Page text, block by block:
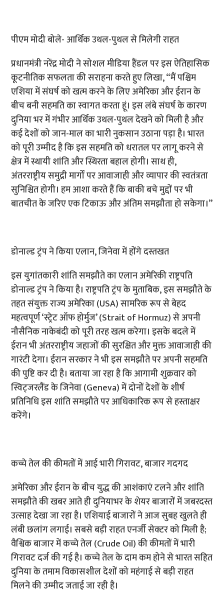
पीएम मोदी बोले- आर्थिक उथल-पुथल से मिलेगी राहत
प्रधानमंत्री नरेंद्र मोदी ने सोशल मीडिया हैंडल पर इस ऐतिहासिक
कूटनीतिक सफलता की सराहना करते हुए लिखा, “मैं पश्चिम
एशिया में संघर्ष को खत्म करने के लिए अमेरिका और ईरान के
बीच बनी सहमति का स्वागत करता हूं। इस लंबे संघर्ष के कारण
दुनिया भर में गंभीर आर्थिक उथल-पुथल देखने को मिली है और
कई देशों को जान-माल का भारी नुकसान उठाना पड़ा है। भारत
को पूरी उम्मीद है कि इस सहमति को धरातल पर लागू करने से
क्षेत्र में स्थायी शांति और स्थिरता बहाल होगी। साथ ही,
अंतरराष्ट्रीय समुद्री मार्गों पर आवाजाही और व्यापार की स्वतंत्रता
सुनिश्चित होगी। हम आशा करते हैं कि बाकी बचे मुद्दों पर भी
बातचीत के जरिए एक टिकाऊ और अंतिम समझौता हो सकेगा।”
डोनाल्ड ट्रंप ने किया एलान, जिनेवा में होंगे दस्तखत
इस युगांतकारी शांति समझौते का एलान अमेरिकी राष्ट्रपति
डोनाल्ड ट्रंप ने किया है। राष्ट्रपति ट्रंप के मुताबिक, इस समझौते के
तहत संयुक्त राज्य अमेरिका (USA) सामरिक रूप से बेहद
महत्वपूर्ण ‘स्ट्रेट ऑफ होर्मुज’ (Strait of Hormuz) से अपनी
नौसैनिक नाकेबंदी को पूरी तरह खत्म करेगा। इसके बदले में
ईरान भी अंतरराष्ट्रीय जहाजों की सुरक्षित और मुक्त आवाजाही की
गारंटी देगा। ईरान सरकार ने भी इस समझौते पर अपनी सहमति
की पुष्टि कर दी है। बताया जा रहा है कि आगामी शुक्रवार को
स्विट्जरलैंड के जिनेवा (Geneva) में दोनों देशों के शीर्ष
प्रतिनिधि इस शांति समझौते पर आधिकारिक रूप से हस्ताक्षर
करेंगे।
कच्चे तेल की कीमतों में आई भारी गिरावट, बाजार गदगद
अमेरिका और ईरान के बीच युद्ध की आशंकाएं टलने और शांति
समझौते की खबर आते ही दुनियाभर के शेयर बाजारों में जबरदस्त
उत्साह देखा जा रहा है। एशियाई बाजारों ने आज सुबह खुलते ही
लंबी छलांग लगाई। सबसे बड़ी राहत एनर्जी सेक्टर को मिली है;
वैश्विक बाजार में कच्चे तेल (Crude Oil) की कीमतों में भारी
गिरावट दर्ज की गई है। कच्चे तेल के दाम कम होने से भारत सहित
दुनिया के तमाम विकासशील देशों को महंगाई से बड़ी राहत
मिलने की उम्मीद जताई जा रही है।